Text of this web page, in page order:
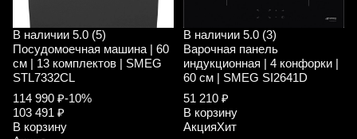
В наличии 5.0 (5)
Посудомоечная машина | 60
см | 13 комплектов | SMEG
STL7332CL
114 990 ₽-10%
103 491 ₽
В корзину
В наличии 5.0 (3)
Варочная панель
индукционная | 4 конфорки |
60 см | SMEG SI2641D
51 210 ₽
В корзину
АкцияХит